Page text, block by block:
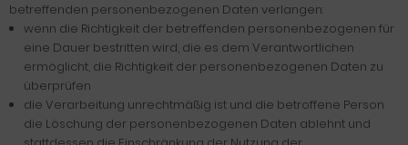
betreffenden personenbezogenen Daten verlangen:
wenn die Richtigkeit der betreffenden personenbezogenen für
eine Dauer bestritten wird, die es dem Verantwortlichen
ermöglicht, die Richtigkeit der personenbezogenen Daten zu
überprüfen
die Verarbeitung unrechtmäßig ist und die betroffene Person
die Löschung der personenbezogenen Daten ablehnt und